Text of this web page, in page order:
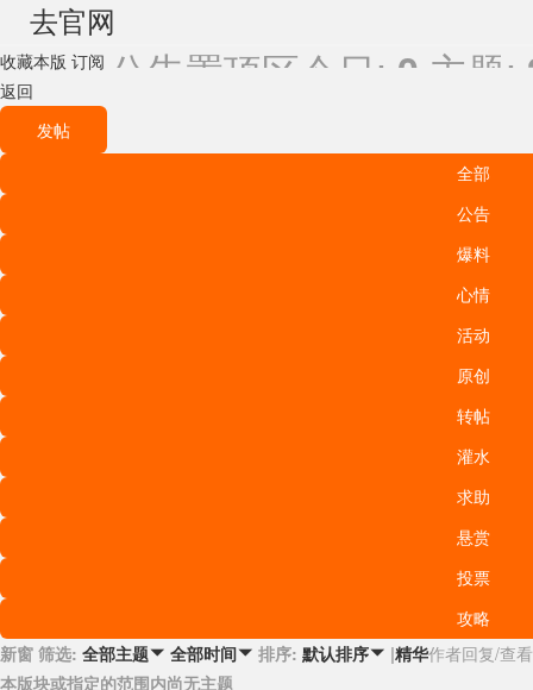
去官网
收藏本版 订阅 公告置顶区 今日: 0 主题:
返回
发帖
全部
公告
爆料
心情
活动
原创
转帖
灌水
求助
悬赏
投票
攻略
新窗 筛选: 全部主题 全部时间  排序: 默认排序 |精华作者回复/查看
本版块或指定的范围内尚无主题